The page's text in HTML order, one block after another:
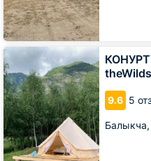
theWilds
9.6 5
Балыкча,
КОНУРТУК
на
реке
Ош
by
theWilds